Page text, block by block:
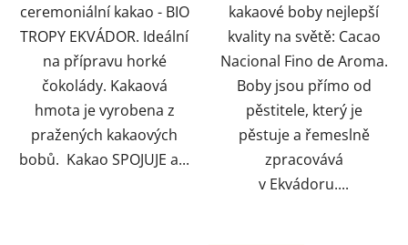
ceremoniální kakao - BIO
TROPY EKVÁDOR. Ideální
na přípravu horké
čokolády. Kakaová
hmota je vyrobena z
pražených kakaových
bobů. Kakao SPOJUJE a...
kakaové boby nejlepší
kvality na světě: Cacao
Nacional Fino de Aroma.
Boby jsou přímo od
pěstitele, který je
pěstuje a řemeslně
zpracovává
v Ekvádoru....